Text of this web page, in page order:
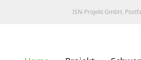
ISN-Projekt GmbH,